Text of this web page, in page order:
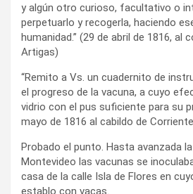
y algún otro curioso, facultativo o
perpetuarlo y recogerla, haciendo
humanidad.” (29 de abril de 1816, al
Artigas)
“Remito a Vs. un cuadernito de
el progreso de la vacuna, a cuyo
vidrio con el pus suficiente para su
mayo de 1816 al cabildo de
Probado el punto. Hasta avanzada
Montevideo las vacunas se
casa de la calle Isla de Flores en
establo con vacas.